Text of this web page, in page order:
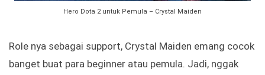
Hero Dota 2 untuk Pemula – Crystal Maiden
Role nya sebagai support, Crystal Maiden emang cocok
banget buat para beginner atau pemula. Jadi, nggak